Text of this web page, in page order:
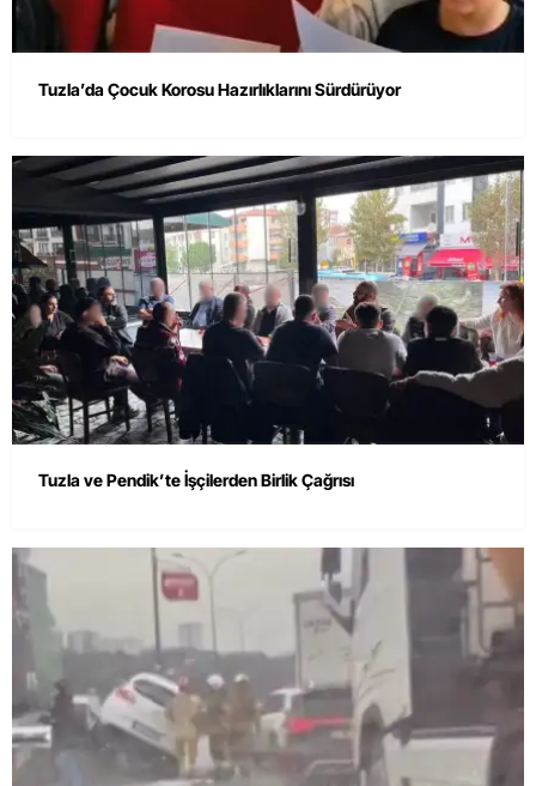
Tuzla’da Çocuk Korosu Hazırlıklarını Sürdürüyor
Tuzla ve Pendik’te İşçilerden Birlik Çağrısı